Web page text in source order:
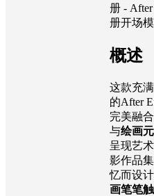
册 - After
册开场
概述
这款充
的After
完美融合
与绘画
呈现艺
影作品
忆而设
画笔笔触